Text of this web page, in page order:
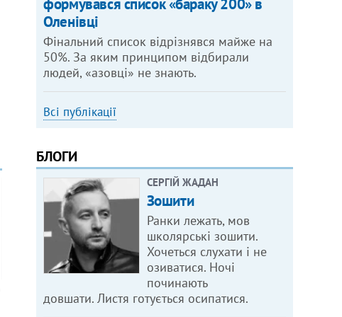
формувався список «бараку 200» в
Оленівці
Фінальний список відрізнявся майже на
50%. За яким принципом відбирали
людей, «азовці» не знають.
Всі публікації
БЛОГИ
СЕРГІЙ ЖАДАН
Зошити
Ранки лежать, мов
школярські зошити.
Хочеться слухати і не
озиватися. Ночі
починають
довшати. Листя готується осипатися.